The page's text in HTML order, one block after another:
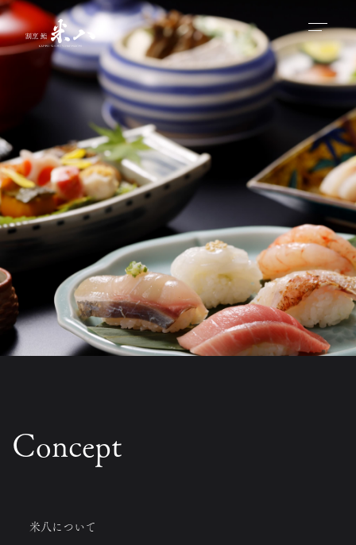
Concept
米八について